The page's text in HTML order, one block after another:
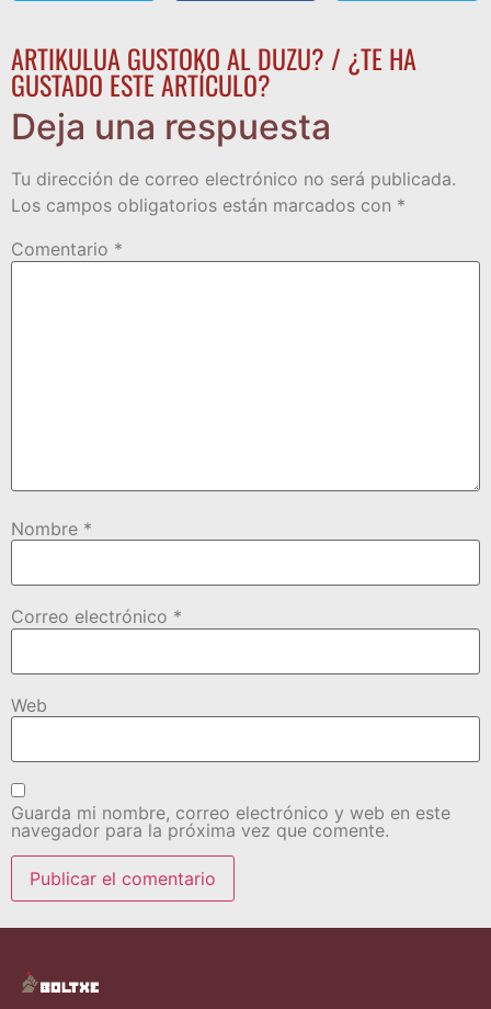
ARTIKULUA GUSTOKO AL DUZU? / ¿TE HA
GUSTADO ESTE ARTÍCULO?
Deja una respuesta
Tu dirección de correo electrónico no será publicada.
Los campos obligatorios están marcados con *
Comentario *
Nombre *
Correo electrónico *
Web
Guarda mi nombre, correo electrónico y web en este
navegador para la próxima vez que comente.